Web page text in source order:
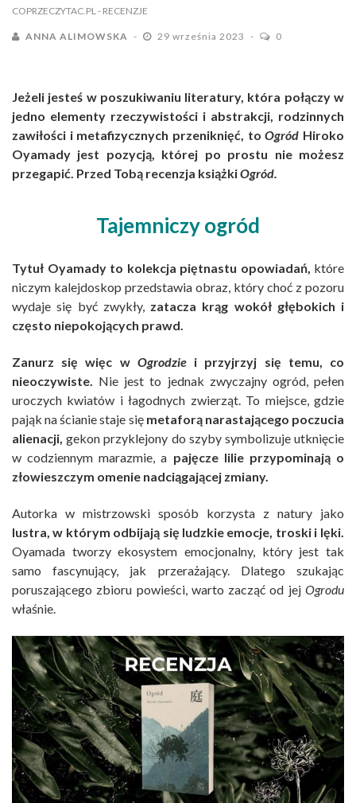
COPRZECZYTAC.PL - RECENZJE
ANNA ALIMOWSKA 29 września 2023 0
Jeżeli jesteś w poszukiwaniu literatury, która połączy w
jedno elementy rzeczywistości i abstrakcji, rodzinnych
zawiłości i metafizycznych przeniknięć, toOgród Hiroko
Oyamady jest pozycją, której po prostu nie możesz
przegapić. Przed Tobą recenzja książkiOgród.
Tajemniczy ogród
Tytuł Oyamady to kolekcja piętnastu opowiadań, które
niczym kalejdoskop przedstawia obraz, który choć z pozoru
wydaje się być zwykły, zatacza krąg wokół głębokich i
często niepokojących prawd.
Zanurz się więc w Ogrodzie i przyjrzyj się temu, co
nieoczywiste.
Nie jest to jednak zwyczajny ogród, pełen
uroczych kwiatów i łagodnych zwierząt. To miejsce, gdzie
pająk na ścianie staje się metaforą narastającego poczucia
alienacji, gekon przyklejony do szyby symbolizuje utknięcie
w codziennym marazmie, a pajęcze lilie przypominają o
złowieszczym omenie nadciągającej zmiany.
Autorka w mistrzowski sposób korzysta z natury jako
lustra, w którym odbijają się ludzkie emocje, troski i lęki.
Oyamada tworzy ekosystem emocjonalny, który jest tak
samo fascynujący, jak przerażający. Dlatego szukając
poruszającego zbioru powieści, warto zacząć od jej Ogrodu
właśnie.